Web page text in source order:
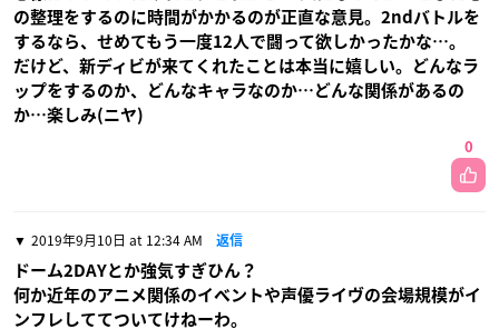
の整理をするのに時間がかかるのが正直な意見。2ndバトルを
するなら、せめてもう一度12人で闘って欲しかったかな…。
だけど、新ディビが来てくれたことは本当に嬉しい。どんなラ
ップをするのか、どんなキャラなのか…どんな関係があるの
か…楽しみ(ニヤ)
0
2019年9月10日 at 12:34 AM 返信
ドーム2DAYとか強気すぎひん？
何か近年のアニメ関係のイベントや声優ライヴの会場規模がイ
ンフレしててついてけねーわ。